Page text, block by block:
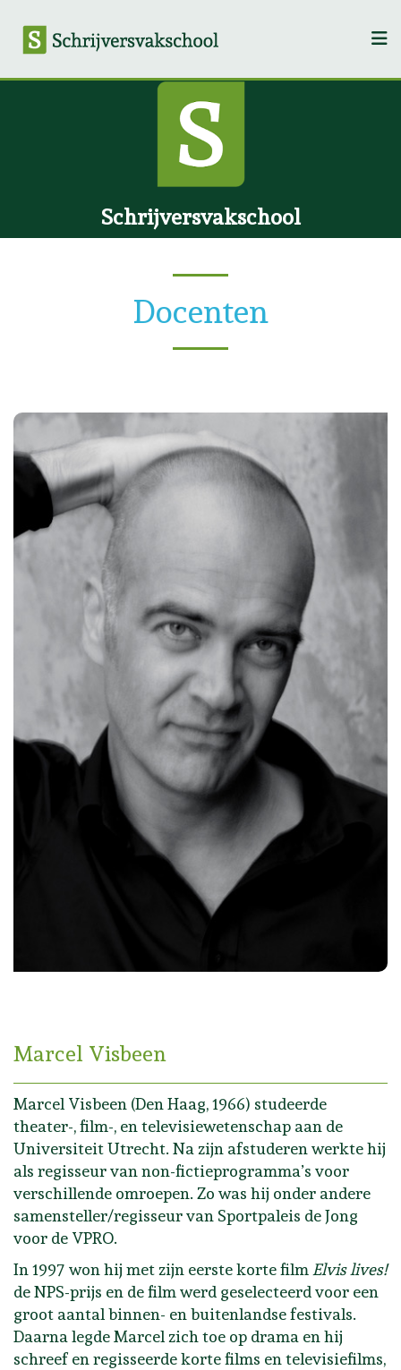
Schrijversvakschool
Docenten
Marcel Visbeen
Marcel Visbeen (Den Haag, 1966) studeerde
theater-, film-, en televisiewetenschap aan de
Universiteit Utrecht. Na zijn afstuderen werkte hij
als regisseur van non-fictieprogramma’s voor
verschillende omroepen. Zo was hij onder andere
samensteller/regisseur van Sportpaleis de Jong
voor de VPRO.
In 1997 won hij met zijn eerste korte film Elvis lives!
de NPS-prijs en de film werd geselecteerd voor een
groot aantal binnen- en buitenlandse festivals.
Daarna legde Marcel zich toe op drama en hij
schreef en regisseerde korte films en televisiefilms,